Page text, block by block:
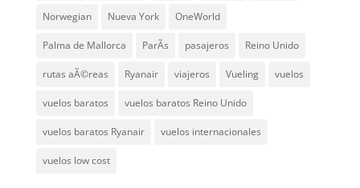
Norwegian Nueva York OneWorld
Palma de Mallorca ParÃ­s pasajeros Reino Unido
rutas aÃ©reas Ryanair viajeros Vueling vuelos
vuelos baratos vuelos baratos Reino Unido
vuelos baratos Ryanair vuelos internacionales
vuelos low cost